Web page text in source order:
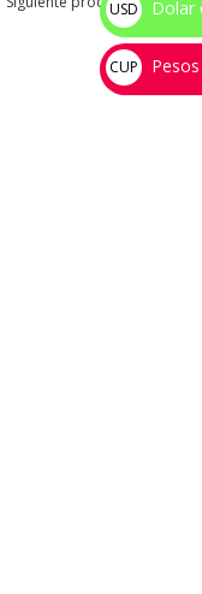
USD
$
Dolar
CUP
💰
Pesos